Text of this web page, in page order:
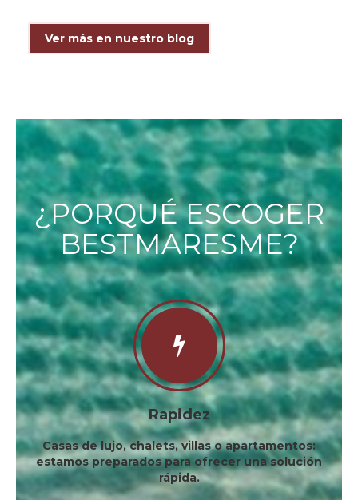
Ver más en nuestro blog
¿PORQUÉ ESCOGER
BESTMARESME?
Rapidez
Casas de lujo, chalets, villas o apartamentos:
estamos preparados para ofrecer una solución
rápida.